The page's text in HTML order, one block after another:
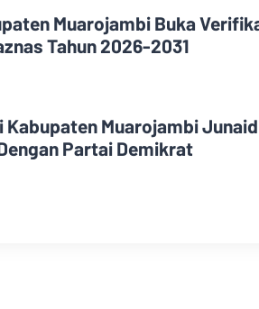
Muarojambi Buka
Tahun 2026-2031
Kabupaten Muarojambi
Partai Demikrat